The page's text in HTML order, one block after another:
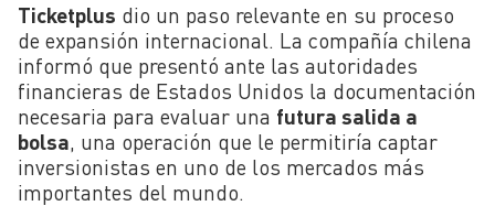
Ticketplus dio un paso relevante en su proceso
de expansión internacional. La compañía chilena
informó que presentó ante las autoridades
financieras de Estados Unidos la documentación
necesaria para evaluar una futura salida a
bolsa , una operación que le permitiría captar
inversionistas en uno de los mercados más
importantes del mundo.